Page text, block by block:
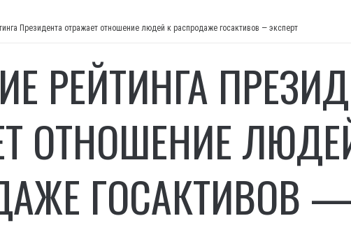
Президента отражает отношение людей к распродаже госактивов — эксперт
РЕЙТИНГА
ОТНОШЕНИЕ
ГОСАКТИВОВ